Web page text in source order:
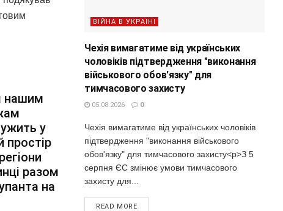
нашим
у
простір
разом
на
ВІЙНА В УКРАЇНІ
Чехія вимагатиме від українських
чоловіків підтвердження "виконання
військового обов'язку" для
тимчасового захисту
05.08.2026 0
Чехія вимагатиме від українських чоловіків
підтвердження "виконання військового
обов'язку" для тимчасового захисту<p>З 5
серпня ЄС змінює умови тимчасового
захисту для...
READ MORE